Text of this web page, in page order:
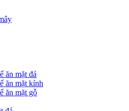
ăn mặt đá
ăn mặt kính
ăn mặt gỗ